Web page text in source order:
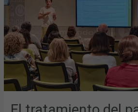
TERTULIAS
DE
ACTUALIDAD
DEL
COFB